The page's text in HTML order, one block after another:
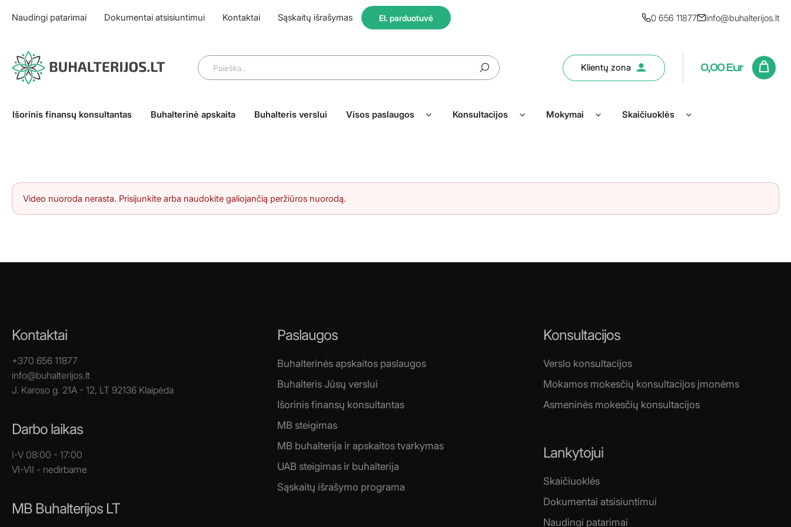
prieNaudingi patarimai Dokumentai atsisiuntimui Kontaktai Sąskaitų išrašymas El. parduotuvė 0 656 11877 info@buhalterijos.lt
Search
for:
Klientų zona 0,00 Eur
Išorinis finansų konsultantas Buhalterinė apskaita Buhalteris verslui Visos paslaugos Konsultacijos Mokymai Skaičiuoklės
Video nuoroda nerasta. Prisijunkite arba naudokite galiojančią peržiūros nuorodą.
Kontaktai
+370 656 11877
info@buhalterijos.lt
J. Karoso g. 21A - 12, LT 92136 Klaipėda
Darbo laikas
I-V 08:00 - 17:00
VI-VII - nedirbame
MB Buhalterijos LT
Paslaugos
Buhalterinės apskaitos paslaugos
Buhalteris Jūsų verslui
Išorinis finansų konsultantas
MB steigimas
MB buhalterija ir apskaitos tvarkymas
UAB steigimas ir buhalterija
Sąskaitų išrašymo programa
Konsultacijos
Verslo konsultacijos
Mokamos mokesčių konsultacijos įmonėms
Asmeninės mokesčių konsultacijos
Lankytojui
Skaičiuoklės
Dokumentai atsisiuntimui
Naudingi patarimai